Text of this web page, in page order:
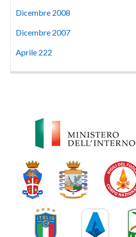
Dicembre 2008
Dicembre 2007
Aprile 222